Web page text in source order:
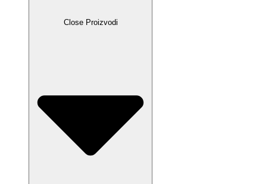
Close Proizvodi